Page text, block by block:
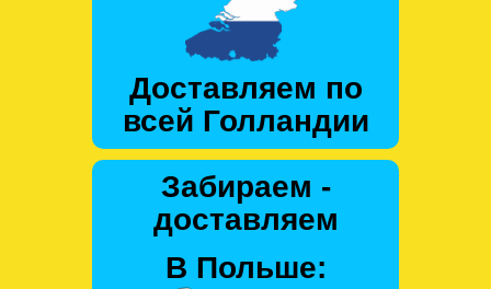
Доставляем по
всей Голландии
Забираем -
доставляем
В Польше: